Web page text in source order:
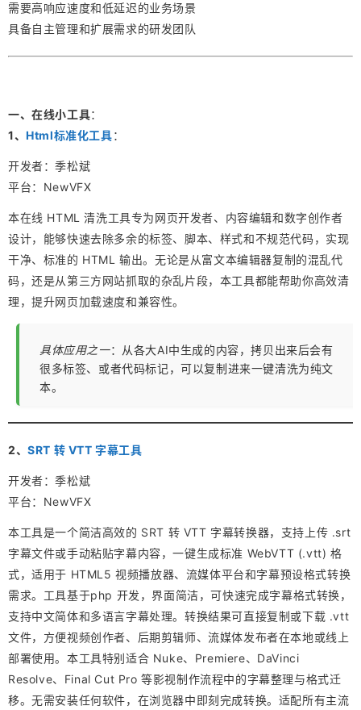
需要高响应速度和低延迟的业务场景
具备自主管理和扩展需求的研发团队
一、在线小工具：
1、Html标准化工具：
开发者：季松斌
平台：NewVFX
本在线 HTML 清洗工具专为网页开发者、内容编辑和数字创作者
设计，能够快速去除多余的标签、脚本、样式和不规范代码，实现
干净、标准的 HTML 输出。无论是从富文本编辑器复制的混乱代
码，还是从第三方网站抓取的杂乱片段，本工具都能帮助你高效清
理，提升网页加载速度和兼容性。
具体应用之一：从各大AI中生成的内容，拷贝出来后会有
很多标签、或者代码标记，可以复制进来一键清洗为纯文
本。
2、SRT 转 VTT 字幕工具
开发者：季松斌
平台：NewVFX
本工具是一个简洁高效的 SRT 转 VTT 字幕转换器，支持上传 .srt
字幕文件或手动粘贴字幕内容，一键生成标准 WebVTT (.vtt) 格
式，适用于 HTML5 视频播放器、流媒体平台和字幕预设格式转换
需求。工具基于php 开发，界面简洁，可快速完成字幕格式转换，
支持中文简体和多语言字幕处理。转换结果可直接复制或下载 .vtt
文件，方便视频创作者、后期剪辑师、流媒体发布者在本地或线上
部署使用。本工具特别适合 Nuke、Premiere、DaVinci
Resolve、Final Cut Pro 等影视制作流程中的字幕整理与格式迁
移。无需安装任何软件，在浏览器中即刻完成转换。适配所有主流